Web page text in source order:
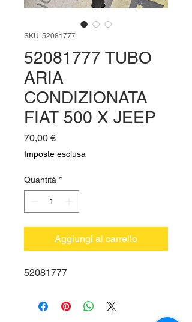
SKU: 52081777
52081777 TUBO
ARIA
CONDIZIONATA
FIAT 500 X JEEP
70,00 €Prezzo
Imposte esclusa
Quantità *
Aggiungi al carrello
52081777